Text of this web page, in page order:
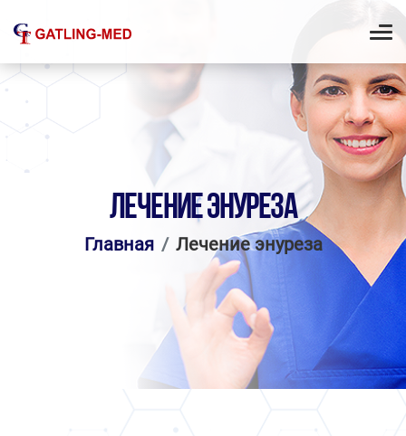
ЛЕЧЕНИЕ ЭНУРЕЗА
Главная Лечение энуреза